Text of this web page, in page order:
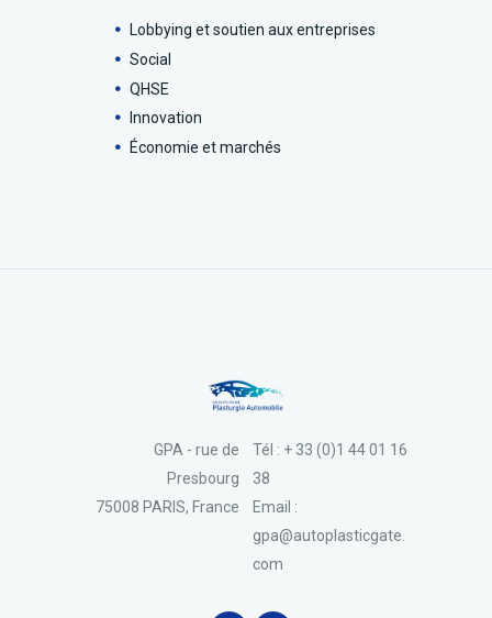
Lobbying et soutien aux entreprises
Social
QHSE
Innovation
Économie et marchés
Tél : + 33 (0)1 44 01 16
38
Email :
gpa@autoplasticgate.
com
GPA - rue de
Presbourg
75008 PARIS, France